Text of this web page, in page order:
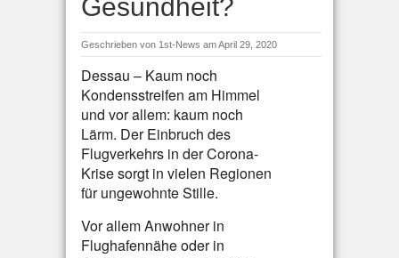
Gesundheit?
Geschrieben von 1st-News am April 29, 2020
Dessau – Kaum noch
Kondensstreifen am Himmel
und vor allem: kaum noch
Lärm. Der Einbruch des
Flugverkehrs in der Corona-
Krise sorgt in vielen Regionen
für ungewohnte Stille.
Vor allem Anwohner in
Flughafennähe oder in